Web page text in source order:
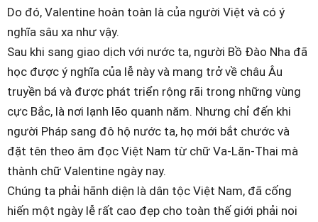
Do đó, Valentine hoàn toàn là của người Việt và có ý
nghĩa sâu xa như vậy.
Sau khi sang giao dịch với nước ta, người Bồ Đào Nha đã
học được ý nghĩa của lễ này và mang trở về châu Âu
truyền bá và được phát triển rộng rãi trong những vùng
cực Bắc, là nơi lạnh lẽo quanh năm. Nhưng chỉ đến khi
người Pháp sang đô hộ nước ta, họ mới bắt chước và
đặt tên theo âm đọc Việt Nam từ chữ Va-Lăn-Thai mà
thành chữ Valentine ngày nay.
Chúng ta phải hãnh diện là dân tộc Việt Nam, đã cống
hiến một ngày lễ rất cao đẹp cho toàn thế giới phải noi